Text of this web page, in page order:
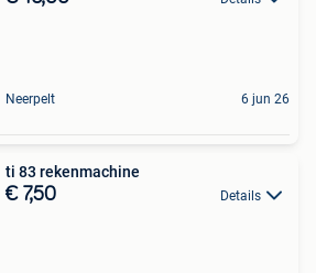
Neerpelt 6 jun 26
ti 83 rekenmachine
€ 7,50 Details